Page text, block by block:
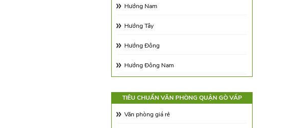
Nguyên Hồng
Phường 14
Phường 15
Phường 16
Hướng Nam
Hướng Tây
Hướng Đông
Hướng Đông Nam
Hướng Tây Bắc
TIÊU CHUẨN VĂN PHÒNG QUẬN GÒ VẤP
Văn phòng giá rẻ